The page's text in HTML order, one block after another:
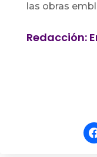
las obras
Redacción: